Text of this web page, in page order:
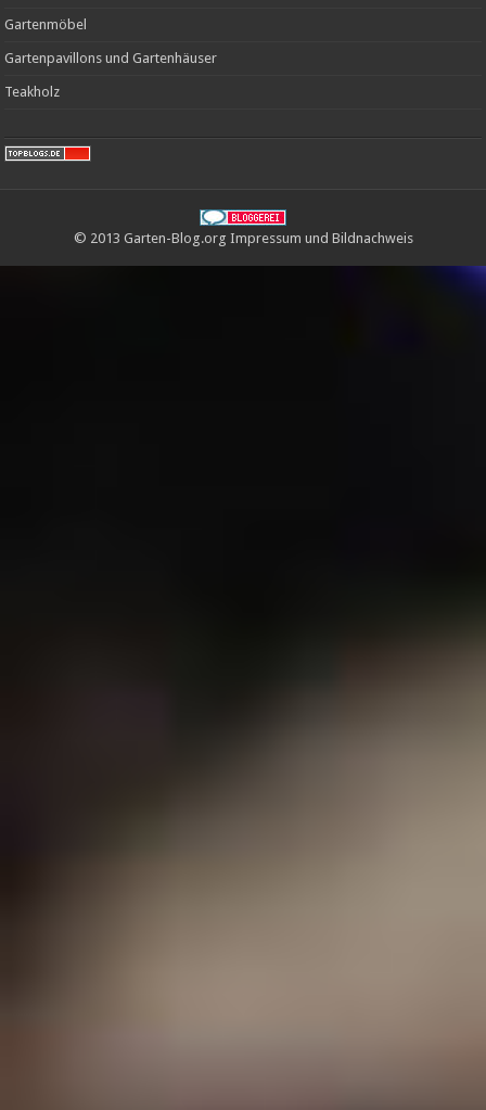
Gartenmöbel
Gartenpavillons und Gartenhäuser
Teakholz
© 2013 Garten-Blog.org Impressum und Bildnachweis